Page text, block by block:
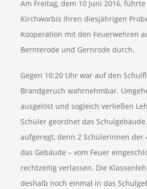
Am Freitag, dem 10 Juni 2016,
Kirchworbis ihren diesjährigen
Kooperation mit den Feuerwehren
Bernterode und Gernrode durch.
Gegen 10:20 Uhr war auf den
Brandgeruch wahrnehmbar.
ausgelöst und sogleich verließen
Schüler geordnet das
aufgeregt, denn 2 Schülerinnen der
das Gebäude – vom Feuer
rechtzeitig verlassen. Die
deshalb noch einmal in das